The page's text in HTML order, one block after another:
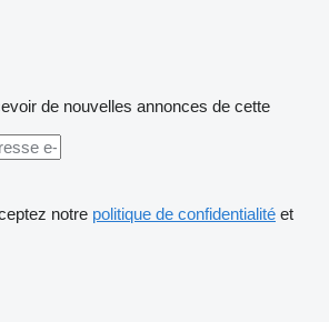
de nouvelles annonces de cette
notre politique de confidentialité et